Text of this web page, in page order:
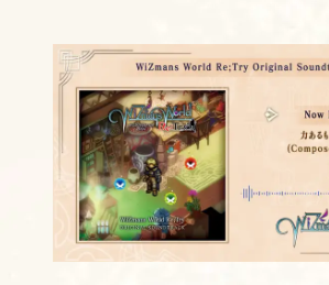
MUSIC
SPEC
BUY